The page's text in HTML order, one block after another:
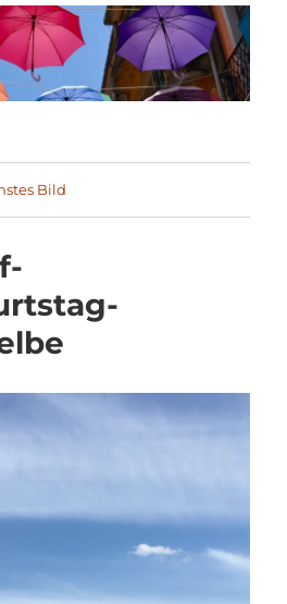
Bild